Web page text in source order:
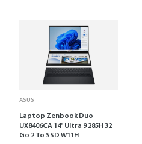
ASUS
Laptop Zenbook Duo
UX8406CA 14'' Ultra 9 285H 32
Go 2 To SSD W11H